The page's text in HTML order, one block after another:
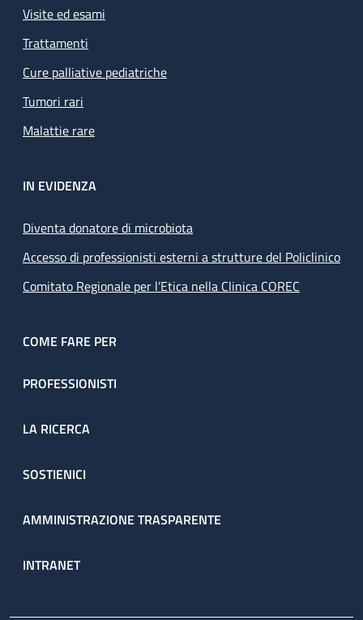
Visite ed esami
Trattamenti
Cure palliative pediatriche
Tumori rari
Malattie rare
IN EVIDENZA
Diventa donatore di microbiota
Accesso di professionisti esterni a strutture del Policlinico
Comitato Regionale per l’Etica nella Clinica COREC
COME FARE PER
PROFESSIONISTI
LA RICERCA
SOSTIENICI
AMMINISTRAZIONE TRASPARENTE
INTRANET